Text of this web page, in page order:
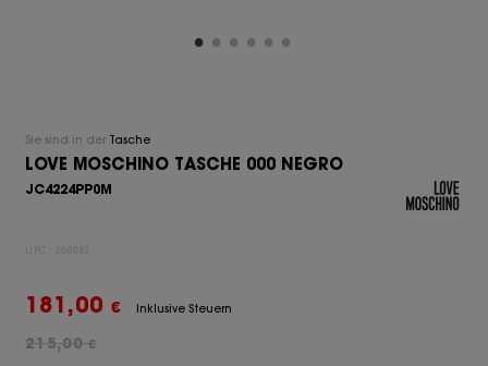
Sie sind in der Tasche
LOVE MOSCHINO TASCHE 000 NEGRO
JC4224PP0M
UPC: 260082
181,00 € Inklusive Steuern
215,00€